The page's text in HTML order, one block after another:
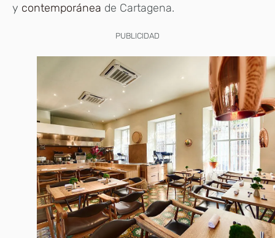
y contemporánea de Cartagena.
PUBLICIDAD